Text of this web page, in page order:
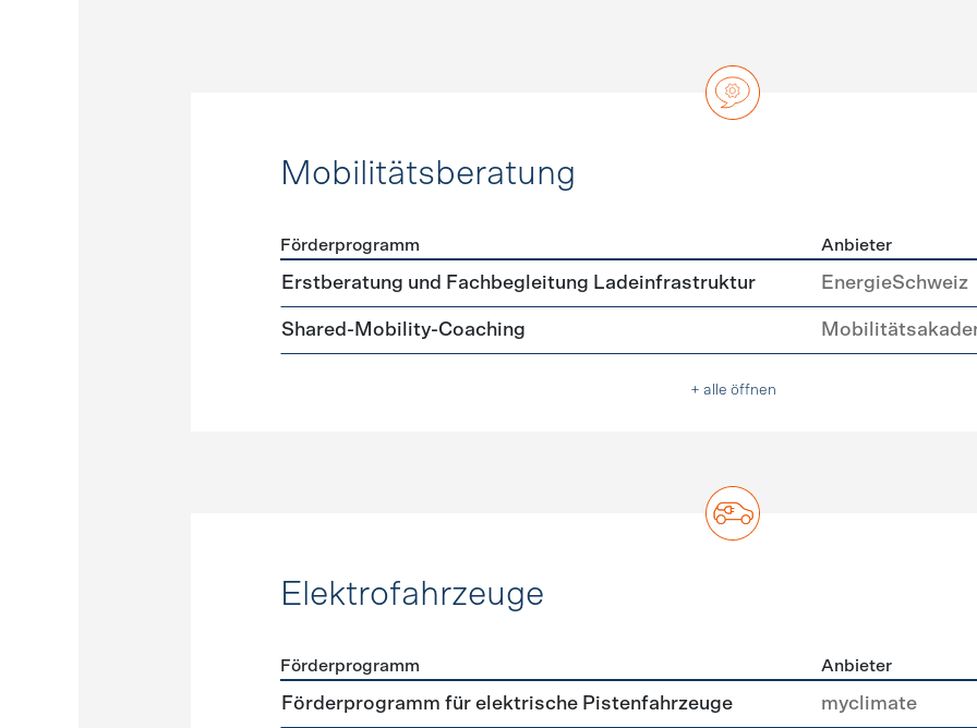
Mobilitätsberatung
Förderprogramme Mobilitätsberatung
Förderprogramm Anbieter
Erstberatung und Fachbegleitung Ladeinfrastruktur EnergieSchweiz
Shared-Mobility-Coaching
+ alle öffnen
Elektrofahrzeuge
Förderprogramme Elektrofahrzeuge
Förderprogramm Anbieter
Förderprogramm für elektrische Pistenfahrzeuge myclimate